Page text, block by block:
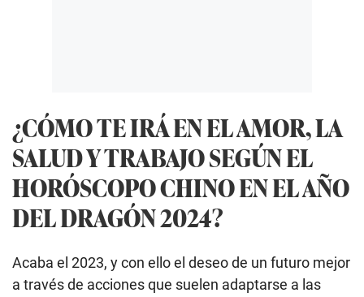
¿CÓMO TE IRÁ EN EL AMOR, LA
SALUD Y TRABAJO SEGÚN EL
HORÓSCOPO CHINO EN EL AÑO
DEL DRAGÓN 2024?
Acaba el 2023, y con ello el deseo de un futuro mejor
a través de acciones que suelen adaptarse a las